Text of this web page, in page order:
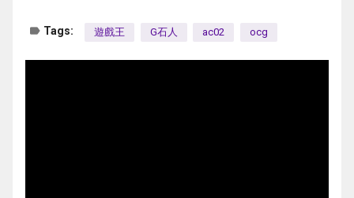
======================================
label Tags: 遊戲王 G石人 ac02 ocg